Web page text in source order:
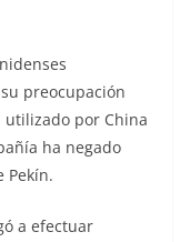
preocupación
utilizado por China
ha negado
Pekín.
a efectuar